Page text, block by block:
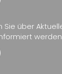
Sie über